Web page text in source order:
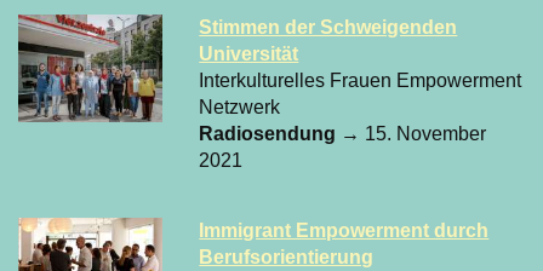
Stimmen der Schweigenden
Universität
Interkulturelles Frauen Empowerment
Netzwerk
Radiosendung → 15. November
2021
Immigrant Empowerment durch
Berufsorientierung